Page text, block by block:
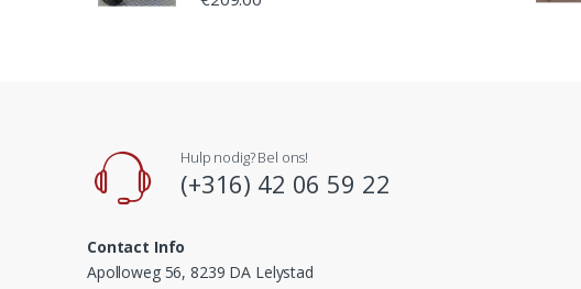
Hulp nodig? Bel ons!
(+316) 42 06 59 22
Contact Info
Apolloweg 56, 8239 DA Lelystad